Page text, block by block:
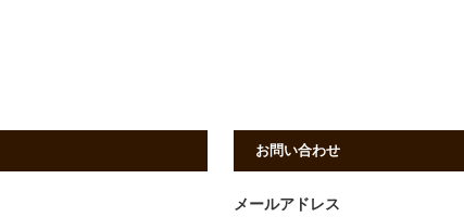
お問い合わせ
メールアドレス